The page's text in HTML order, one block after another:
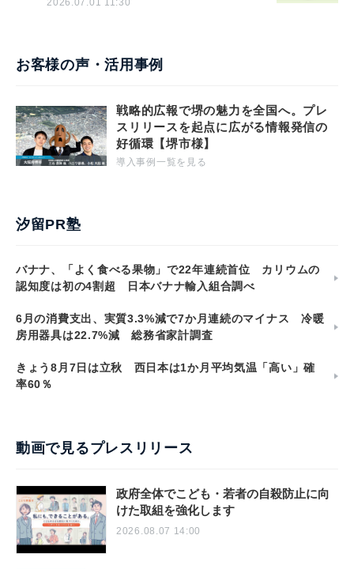
2026.07.01 11:30
お客様の声・活用事例
戦略的広報で堺の魅力を全国へ。プレ
スリリースを起点に広がる情報発信の
好循環【堺市様】
導入事例一覧を見る
汐留PR塾
バナナ、「よく食べる果物」で22年連続首位 カリウムの
認知度は初の4割超 日本バナナ輸入組合調べ
6月の消費支出、実質3.3%減で7か月連続のマイナス 冷暖
房用器具は22.7%減 総務省家計調査
きょう8月7日は立秋 西日本は1か月平均気温「高い」確
率60％
動画で見るプレスリリース
政府全体でこども・若者の自殺防止に向
けた取組を強化します
2026.08.07 14:00